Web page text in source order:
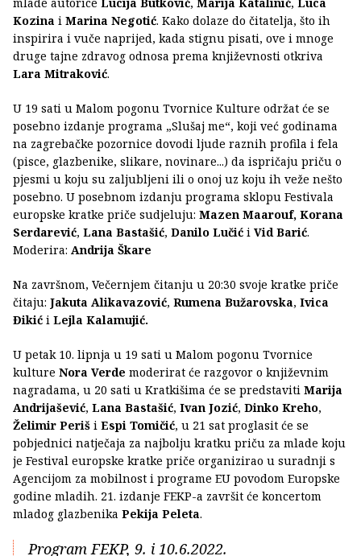
Kozina i Marina Negotić. Kako dolaze do čitatelja, što ih
inspirira i vuče naprijed, kada stignu pisati, ove i mnoge
druge tajne zdravog odnosa prema književnosti otkriva
Lara Mitraković.
U 19 sati u Malom pogonu Tvornice Kulture održat će se
posebno izdanje programa „Slušaj me“, koji već godinama
na zagrebačke pozornice dovodi ljude raznih profila i fela
(pisce, glazbenike, slikare, novinare...) da ispričaju priču o
pjesmi u koju su zaljubljeni ili o onoj uz koju ih veže nešto
posebno. U posebnom izdanju programa sklopu Festivala
europske kratke priče sudjeluju: Mazen Maarouf, Korana
Serdarević, Lana Bastašić, Danilo Lučić i Vid Barić.
Moderira: Andrija Škare
Na završnom, Večernjem čitanju u 20:30 svoje kratke priče
čitaju: Jakuta Alikavazović, Rumena Bužarovska, Ivica
Đikić i Lejla Kalamujić.
U petak 10. lipnja u 19 sati u Malom pogonu Tvornice
kulture Nora Verde moderirat će razgovor o književnim
nagradama, u 20 sati u Kratkišima će se predstaviti Marija
Andrijašević, Lana Bastašić, Ivan Jozić, Dinko Kreho,
Želimir Periš i Espi Tomičić, u 21 sat proglasit će se
pobjednici natječaja za najbolju kratku priču za mlade koju
je Festival europske kratke priče organizirao u suradnji s
Agencijom za mobilnost i programe EU povodom Europske
godine mladih. 21. izdanje FEKP-a završit će koncertom
mladog glazbenika Pekija Peleta.
Program FEKP, 9. i 10.6.2022.